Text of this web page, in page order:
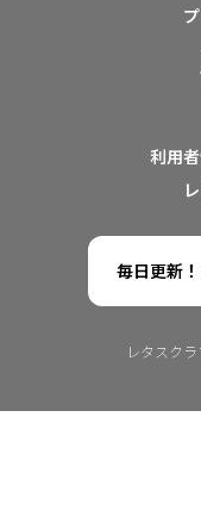
利用
毎日更新
レタスク